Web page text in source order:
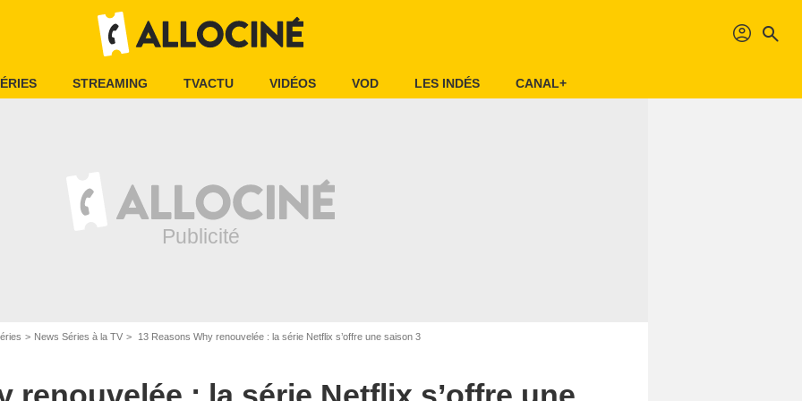
profil search
STREAMING TVACTU VIDÉOS VOD LES INDÉS CANAL+
News Séries à la TV 13 Reasons Why renouvelée : la série Netflix s’offre une saison 3